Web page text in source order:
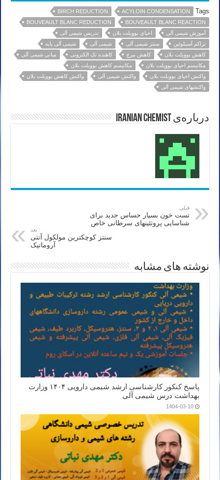
Tags
ACYLOIN CONDENSATION
BIRCH REDUCTION
BOUVEAULT BLANC REACTION
BOUVEAULT BLANC REDUCTION
آموزش شیمی آلی
احیای بوویلت بلان
تدریس شیمی آلی
تراکم آسیلوئین
سنتز شیمی آلی شیمی آلی
شیمی آلی پایه
کاهش بوویلت بلان
کاهش بیرچ کاهنده تک الکترونی
مبانی شیمی آلی
مکانیسم احیای بوویلت بلان
مکانیسم کاهش بوویلت بلان
واکنش احیای بوویلت بلان
واکنش شیمی آلی
واکنش کاهش بوویلت بلان
واکنشهای شیمی آلی
درباره‌ی Iranian Chemist
قبلی
تست خون بسیار حساس جدید برای
شناسایی پروتئینهای سرطانی خاص
بعد
سنتز کوچکترین مولکول آنتی
آروماتیک
نوشته های مشابه
پاسخ کنکور کارشناسی ارشد شیمی دارویی ۱۴۰۴ وزارت
بهداشت درس شیمی آلی
1404-03-10